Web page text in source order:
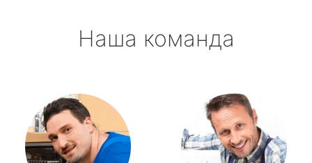
Наша команда